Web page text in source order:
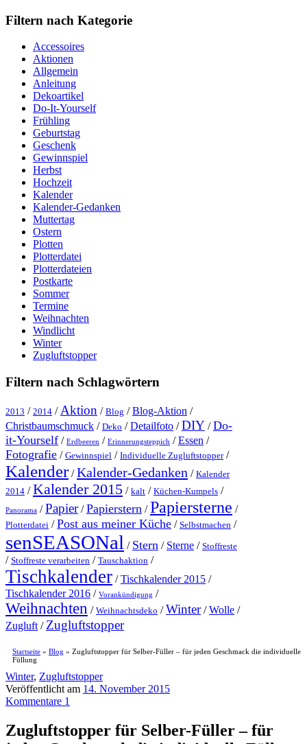
Filtern nach Kategorie
Accessoires
Aktionen
Allgemein
Anleitung
Dekoartikel
Do-It-Yourself
Frühling
Geburtstag
Geschenk
Gewinnspiel
Herbst
Hochzeit
Kalender
Kalender-Gedanken
Muttertag
Ostern
Plotten
Plotterdatei
Plotterdateien
Postkarte
Sommer
Termine
Weihnachten
Windlicht
Winter
Zugluftstopper
Filtern nach Schlagwörtern
2013 / 2014 / Aktion / Blog /Blog-Aktion /
Christbaumschmuck / Deko /Detailfoto /DIY /Do-
it-Yourself / Erdbeeren / Erinnerungsteppich /Essen /
Fotografie / Gewinnspiel / Individuelle Zugluftstopper/
Kalender/Kalender-Gedanken / Kalender
2014 /Kalender 2015 / kalt / Küchen-Kumpels /
Panorama /Papier/Papierstern /Papiersterne /
Plotterdatei /Post aus meiner Küche / Selbstmachen /
senSEASONal / Stern / Sterne / Stoffreste
/ Stoffreste verarbeiten / Tauschaktion /
Tischkalender /Tischkalender 2015 /
Tischkalender 2016 / Vorankündigung /
Weihnachten / Weihnachtsdeko /Winter/Wolle /
Zugluft / Zugluftstopper
Startseite » Blog » Zugluftstopper für Selber-Füller – für jeden Geschmack die individuelle
Füllung
Winter, Zugluftstopper
Veröffentlicht am 14. November 2015
Kommentare 1
Zugluftstopper für Selber-Füller – für